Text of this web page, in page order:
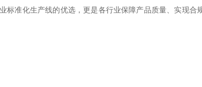
标准化生产线的优选，更是各行业保障产品质量、实现合